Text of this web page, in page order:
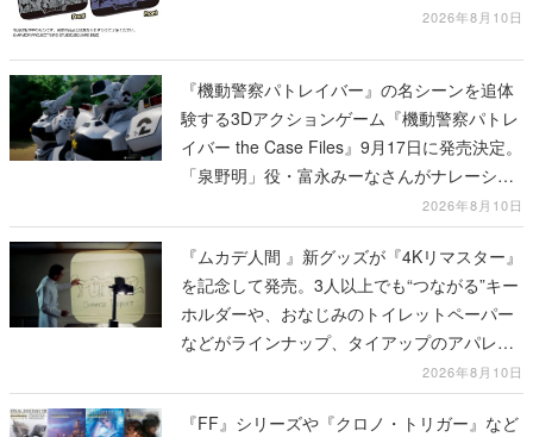
2026年8月10日
『機動警察パトレイバー』の名シーンを追体
験する3Dアクションゲーム『機動警察パトレ
イバー the Case Files』9月17日に発売決定。
「泉野明」役・富永みーなさんがナレーショ
2026年8月10日
『ムカデ人間 』新グッズが『4Kリマスター』
を記念して発売。3人以上でも“つながる”キー
ホルダーや、おなじみのトイレットペーパー
などがラインナップ、タイアップのアパレル
グッズも公開され映画と現実世界が「つなが
る」
2026年8月10日
『FF』シリーズや『クロノ・トリガー』など